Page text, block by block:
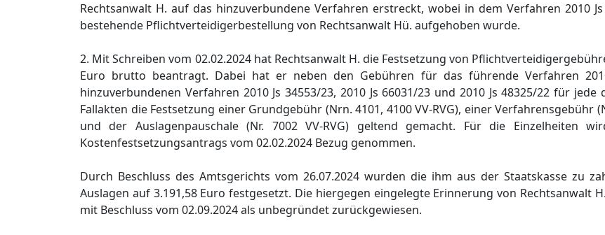
Rechtsanwalt H. auf das hinzuverbundene Verfahren erstreckt, wobei in dem Verfahren 2010
bestehende Pflichtverteidigerbestellung von Rechtsanwalt Hü. aufgehoben wurde.
2. Mit Schreiben vom 02.02.2024 hat Rechtsanwalt H. die Festsetzung von
Euro brutto beantragt. Dabei hat er neben den Gebühren für das führende Verfahren
hinzuverbundenen Verfahren 2010 Js 34553/23, 2010 Js 66031/23 und 2010 Js 48325/22 für
Fallakten die Festsetzung einer Grundgebühr (Nrn. 4101, 4100 VV-RVG), einer Verfahrensgebühr
und der Auslagenpauschale (Nr. 7002 VV-RVG) geltend gemacht. Für die Einzelheiten
Kostenfestsetzungsantrags vom 02.02.2024 Bezug genommen.
Durch Beschluss des Amtsgerichts vom 26.07.2024 wurden die ihm aus der Staatskasse zu
Auslagen auf 3.191,58 Euro festgesetzt. Die hiergegen eingelegte Erinnerung von Rechtsanwalt
mit Beschluss vom 02.09.2024 als unbegründet zurückgewiesen.